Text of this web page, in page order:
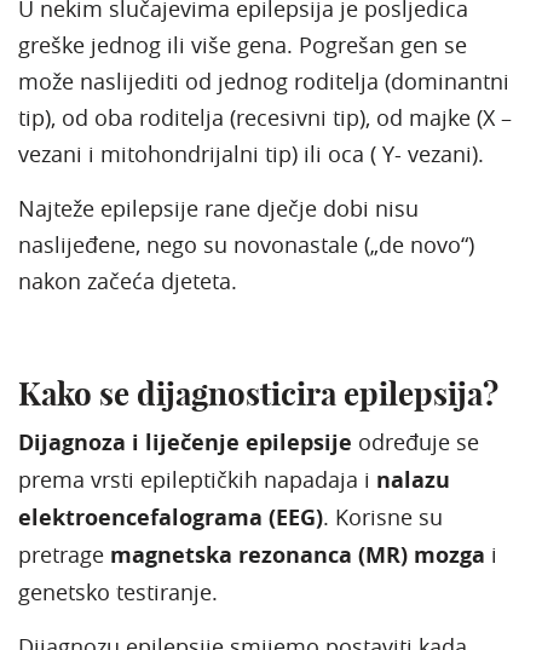
U nekim slučajevima epilepsija je posljedica
greške jednog ili više gena. Pogrešan gen se
može naslijediti od jednog roditelja (dominantni
tip), od oba roditelja (recesivni tip), od majke (X –
vezani i mitohondrijalni tip) ili oca ( Y- vezani).
Najteže epilepsije rane dječje dobi nisu
naslijeđene, nego su novonastale („de novo“)
nakon začeća djeteta.
Kako se dijagnosticira epilepsija?
Dijagnoza i liječenje epilepsije određuje se
prema vrsti epileptičkih napadaja i nalazu
elektroencefalograma (EEG). Korisne su
pretrage magnetska rezonanca (MR) mozga i
genetsko testiranje.